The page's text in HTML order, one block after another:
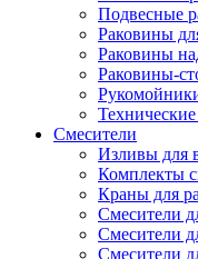
Подвесные
Раковины
Раковины
Раковины-
Смесители
Изливы для
Комплекты
Краны для
Смесители
Смесители
Смесители